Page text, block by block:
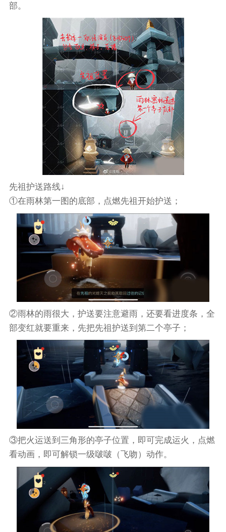
部。
先祖护送路线↓
①在雨林第一图的底部，点燃先祖开始护送；
②雨林的雨很大，护送要注意避雨，还要看进度条，全
部变红就要重来，先把先祖护送到第二个亭子；
③把火运送到三角形的亭子位置，即可完成运火，点燃
看动画，即可解锁一级啵啵（飞吻）动作。